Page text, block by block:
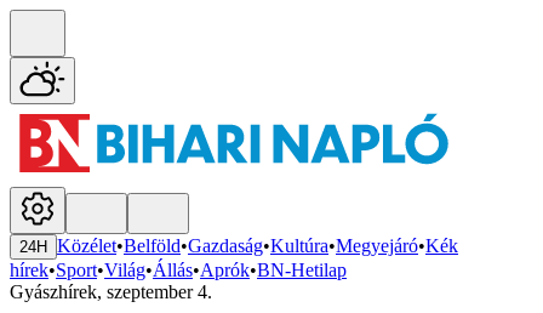
24H Közélet•Belföld•Gazdaság•Kultúra•Megyejáró•Kék
hírek•Sport•Világ•Állás•Aprók•BN-Hetilap
Gyászhírek, szeptember 4.